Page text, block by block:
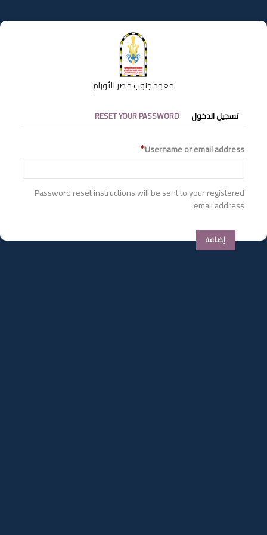
إلى
المحتوى
معهد جنوب مصر للأورام
التبويبات
الأساسية
تسجيل الدخول RESET YOUR PASSWORD
Username or email address
Password reset instructions will be sent to your registered
email address.